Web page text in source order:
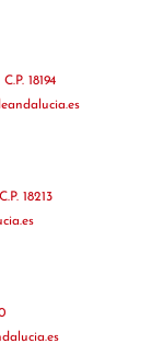
18194
18213